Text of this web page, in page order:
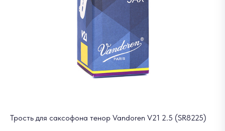
Трость для саксофона тенор Vandoren V21 2.5 (SR8225)